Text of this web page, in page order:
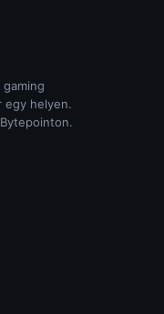
egy helyen.